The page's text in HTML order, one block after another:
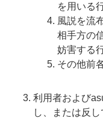
を用いる
風説を流
相手方の
妨害する
その他前
利用者および
し、または反